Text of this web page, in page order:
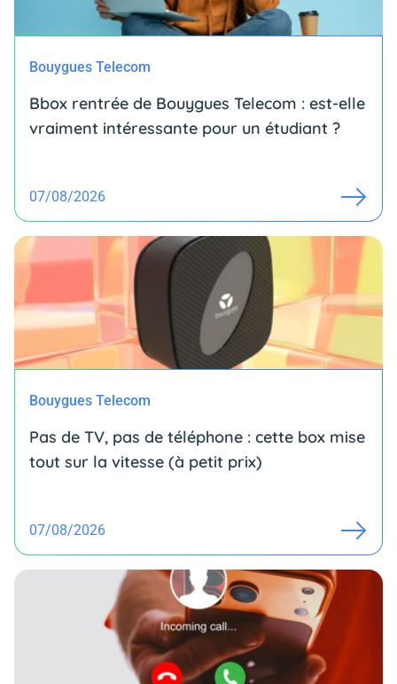
Bouygues Telecom
Bbox rentrée de Bouygues Telecom : est-elle
vraiment intéressante pour un étudiant ?
07/08/2026
Bouygues Telecom
Pas de TV, pas de téléphone : cette box mise
tout sur la vitesse (à petit prix)
07/08/2026